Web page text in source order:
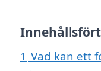
1 Vad kan ett